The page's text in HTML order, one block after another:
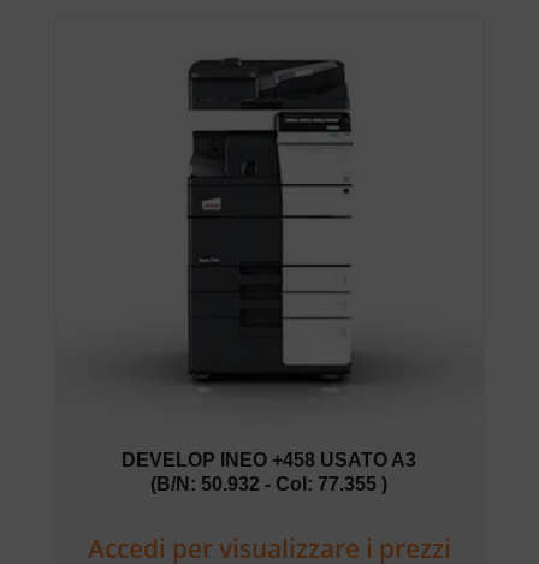
DEVELOP INEO +458 USATO A3
(B/N: 50.932 - Col: 77.355 )
Accedi per visualizzare i prezzi